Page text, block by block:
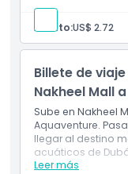
Cosas a Saber
Cómo Canjear
Política de
Un viaje de
Mall hasta
Vistas de Al
Conexión
Adulto:US$ 2.72
Billete de
Nakheel Mall
Sube en Nakheel
Aquaventure.
llegar al destino
acuáticos de
Leer más
Incluye